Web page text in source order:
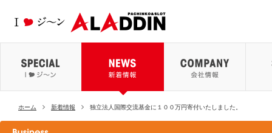
ホーム 新着情報 独立法人国際交流基金に１００万円寄付いたしました。